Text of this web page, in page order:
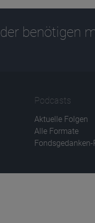
benötigen
Podcasts
Aktuelle Folgen
Alle Formate